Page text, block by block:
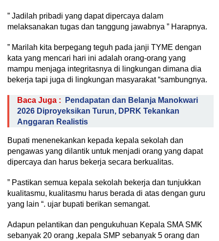
” Jadilah pribadi yang dapat dipercaya dalam
melaksanakan tugas dan tanggung jawabnya ” Harapnya.
” Marilah kita berpegang teguh pada janji TYME dengan
kata yang mencari hari ini adalah orang-orang yang
mampu menjaga integritasnya di lingkungan dimana dia
bekerja tapi juga di lingkungan masyarakat “sambungnya.
Baca Juga :
Pendapatan dan Belanja Manokwari
2026 Diproyeksikan Turun, DPRK Tekankan
Anggaran Realistis
Bupati menenekankan kepada kepala sekolah dan
pengawas yang dilantik untuk menjadi orang yang dapat
dipercaya dan harus bekerja secara berkualitas.
” Pastikan semua kepala sekolah bekerja dan tunjukkan
kualitasmu, kualitasmu harus berada di atas dengan guru
yang lain “. ujar bupati berikan semangat.
Adapun pelantikan dan pengukuhuan Kepala SMA SMK
sebanyak 20 orang ,kepala SMP sebanyak 5 orang dan